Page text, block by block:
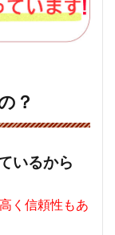
？
いるから
く信頼性もあ